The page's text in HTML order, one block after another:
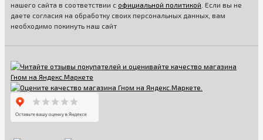
нашего сайта в соответствии с официальной политикой . Если вы не
даете согласия на обработку своих персональных данных, вам
необходимо покинуть наш сайт